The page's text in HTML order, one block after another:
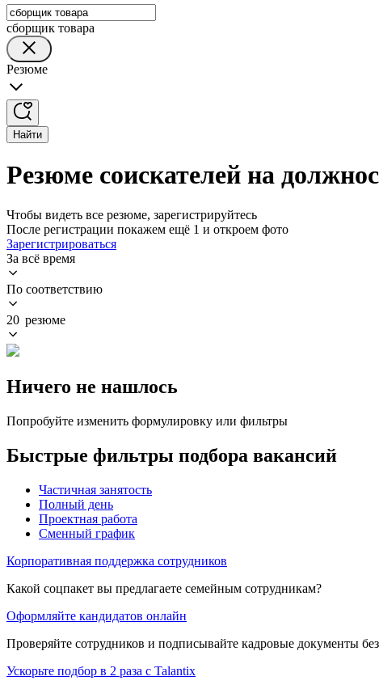
сборщик товара
Резюме
Найти
Резюме соискателей на
Чтобы видеть все резюме, зарегистрируйтесь
После регистрации покажем ещё 1 и откроем фото
Зарегистрироваться
За всё время
По соответствию
20 резюме
Ничего не нашлось
Попробуйте изменить формулировку или фильтры
Быстрые фильтры подбора вакансий
Частичная занятость
Полный день
Проектная работа
Сменный график
Корпоративная поддержка сотрудников
Какой соцпакет вы предлагаете семейным сотрудникам?
Оформляйте кандидатов онлайн
Проверяйте сотрудников и подписывайте кадровые документы
Ускорьте подбор в 2 раза с Talantix